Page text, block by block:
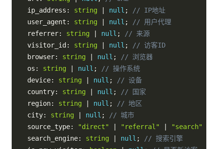
  ip_address
: string null ;
// IP地址
  user_agent
: string null ;
// 用户代理
  referrer
: string null ;
// 来源
  visitor_id
: string null ;
// 访客ID
  browser
: string null ;
// 浏览器
  os
: string null ;
// 操作系统
  device
: string null ;
// 设备
  country
: string null ;
// 国家
  region
: string null ;
// 地区
  city
: string null ;
// 城市
  source_type
: "direct" "referral" "search"
  search_engine
: string null ;
// 搜索引擎